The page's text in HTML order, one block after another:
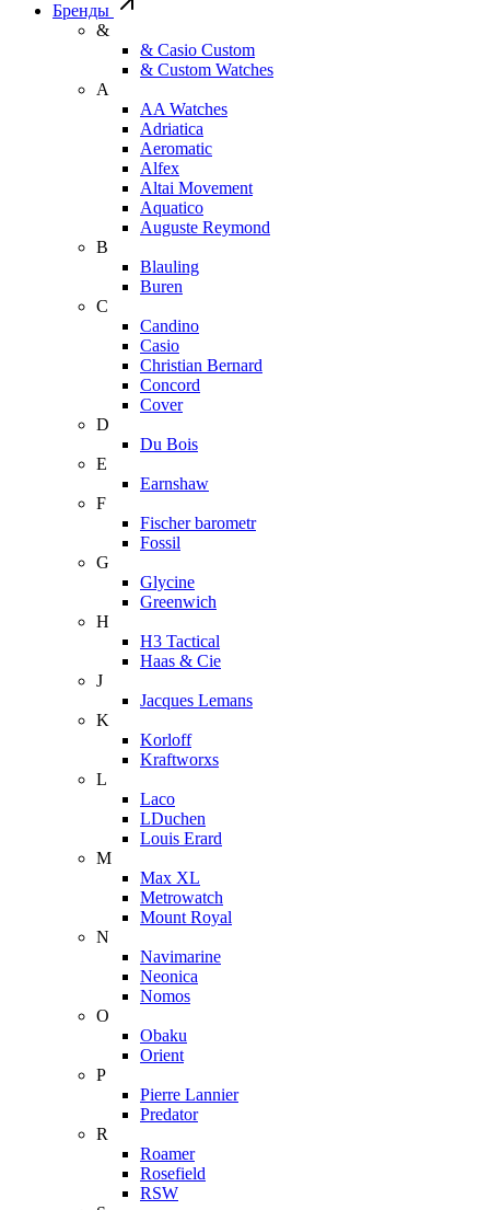
Бренды
&
& Casio Custom
& Custom Watches
A
AA Watches
Adriatica
Aeromatic
Alfex
Altai Movement
Aquatico
Auguste Reymond
B
Blauling
Buren
C
Candino
Casio
Christian Bernard
Concord
Cover
D
Du Bois
E
Earnshaw
F
Fischer barometr
Fossil
G
Glycine
Greenwich
H
H3 Tactical
Haas & Cie
J
Jacques Lemans
K
Korloff
Kraftworxs
L
Laco
LDuchen
Louis Erard
M
Max XL
Metrowatch
Mount Royal
N
Navimarine
Neonica
Nomos
O
Obaku
Orient
P
Pierre Lannier
Predator
R
Roamer
Rosefield
RSW